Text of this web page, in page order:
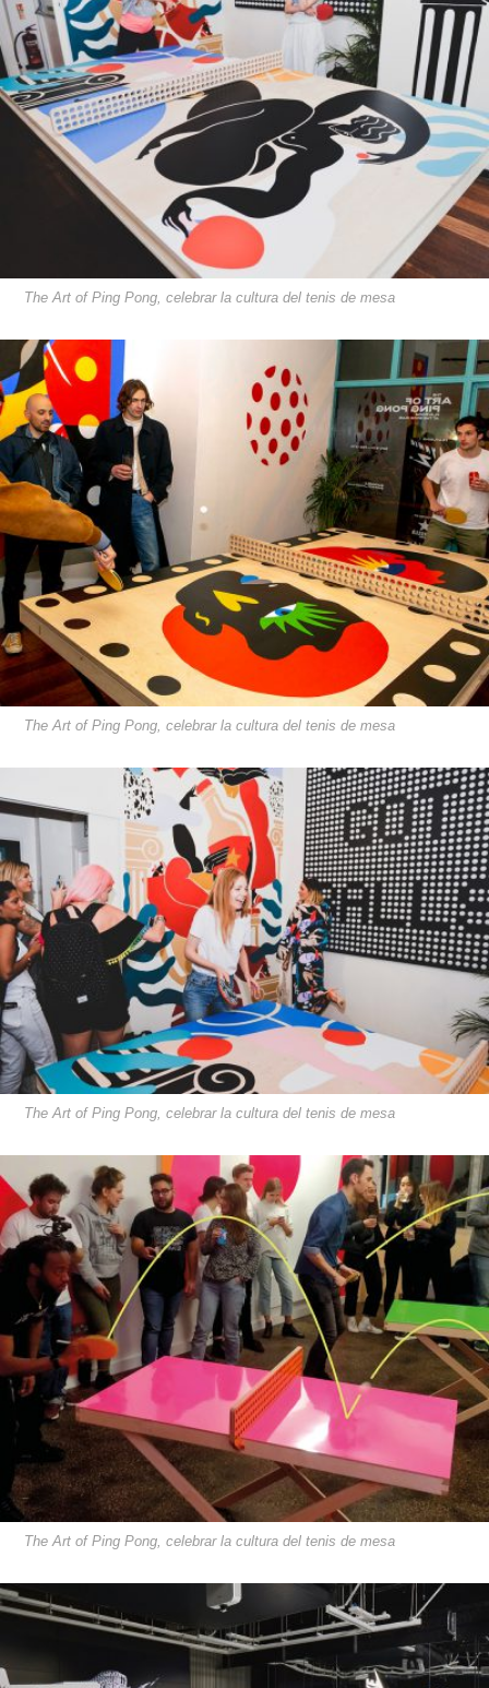
The Art of Ping Pong, celebrar la cultura del tenis de mesa
The Art of Ping Pong, celebrar la cultura del tenis de mesa
The Art of Ping Pong, celebrar la cultura del tenis de mesa
The Art of Ping Pong, celebrar la cultura del tenis de mesa